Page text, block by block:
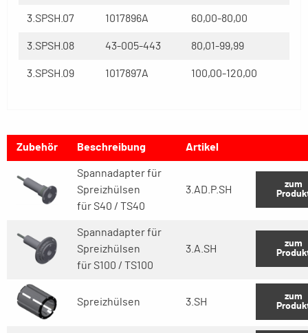
3.SPSH.07 1017896A 60,00-80,00
3.SPSH.08 43-005-443 80,01-99,99
3.SPSH.09 1017897A 100,00-120,00
Zubehör Beschreibung Artikel
Spannadapter für
Spreizhülsen
für S40 / TS40
3.AD.P.SH
zum
Spannadapter für
Spreizhülsen
für S100 / TS100
3.A.SH
zum
Spreizhülsen 3.SH
zum